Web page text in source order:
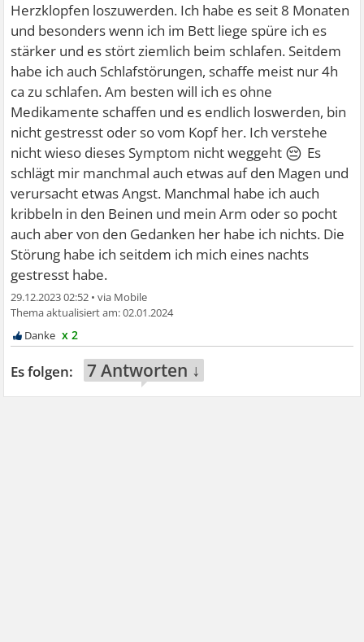
Herzklopfen loszuwerden. Ich habe es seit 8 Monaten
und besonders wenn ich im Bett liege spüre ich es
stärker und es stört ziemlich beim schlafen. Seitdem
habe ich auch Schlafstörungen, schaffe meist nur 4h
ca zu schlafen. Am besten will ich es ohne
Medikamente schaffen und es endlich loswerden, bin
nicht gestresst oder so vom Kopf her. Ich verstehe
nicht wieso dieses Symptom nicht weggeht 😔 Es
schlägt mir manchmal auch etwas auf den Magen und
verursacht etwas Angst. Manchmal habe ich auch
kribbeln in den Beinen und mein Arm oder so pocht
auch aber von den Gedanken her habe ich nichts. Die
Störung habe ich seitdem ich mich eines nachts
gestresst habe.
29.12.2023 02:52 •
02.01.2024
x 2
7 Antworten ↓